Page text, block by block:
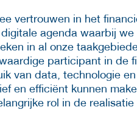
vertrouwen in het
agenda waarbij
in al onze
participant in de
van data, technologie
en efficiënt kunnen
rol in de